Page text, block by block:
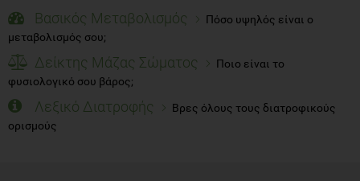
Βασικός Μεταβολισμός
Πόσο υψηλός είναι ο
μεταβολισμός σου;
Δείκτης Μάζας Σώματος
Ποιο είναι το
φυσιολογικό σου βάρος;
Λεξικό Διατροφής
Βρες όλους τους διατροφικούς
ορισμούς